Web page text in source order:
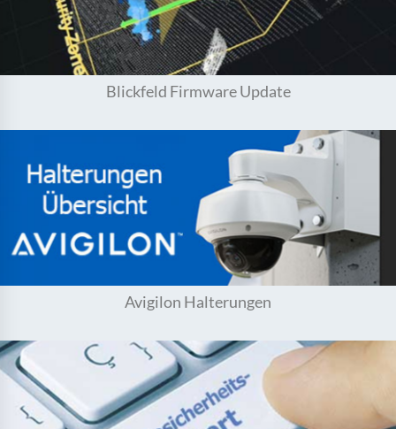
Blickfeld Firmware Update
Welche Halterung für welche Kamera?
Avigilon Halterungen
Neue eOnline Termine für 2026.
Jetzt vormerken!